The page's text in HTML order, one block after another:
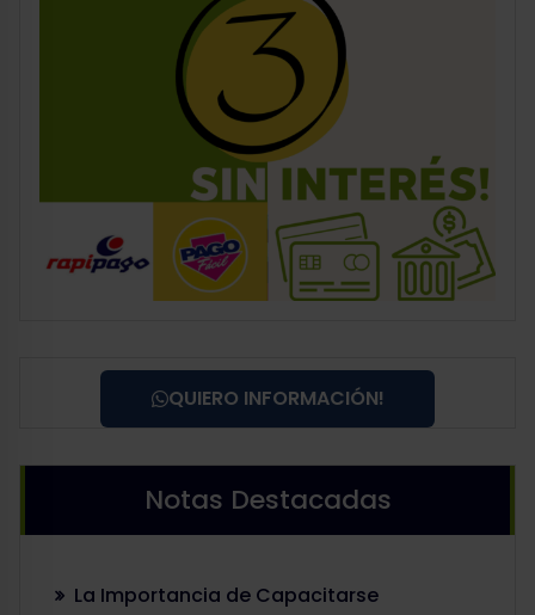
QUIERO INFORMACIÓN!
Notas Destacadas
La Importancia de Capacitarse